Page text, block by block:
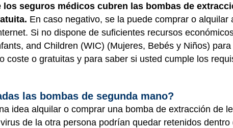
los seguros médicos cubren las bombas de
En caso negativo, se la puede comprar o
Si no dispone de suficientes recursos
and Children (WIC) (Mujeres, Bebés y Niños)
coste o gratuitas y para saber si usted cumple los
las bombas de segunda mano?
idea alquilar o comprar una bomba de extracción de
de la otra persona podrían quedar retenidos